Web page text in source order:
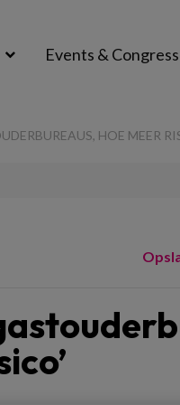
Events &
HOE MEER